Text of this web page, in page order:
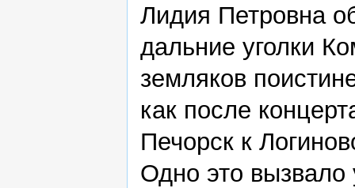
Лидия Петровна
дальние уголки
земляков
как после
Печорск к
Одно это вызвало